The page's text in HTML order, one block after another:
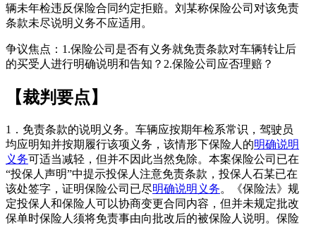
辆未年检违反保险合同约定拒赔。刘某称保险公司对该免责
条款未尽说明义务不应适用。
争议焦点：1.保险公司是否有义务就免责条款对车辆转让后
的买受人进行明确说明和告知？2.保险公司应否理赔？
【裁判要点】
1．免责条款的说明义务。车辆应按期年检系常识，驾驶员
均应明知并按期履行该项义务，该情形下保险人的明确说明
义务可适当减轻，但并不因此当然免除。本案保险公司已在
“投保人声明”中提示投保人注意免责条款，投保人石某已在
该处签字，证明保险公司已尽明确说明义务。《保险法》规
定投保人和保险人可以协商变更合同内容，但并未规定批改
保单时保险人须将免责事由向批改后的被保险人说明。保险